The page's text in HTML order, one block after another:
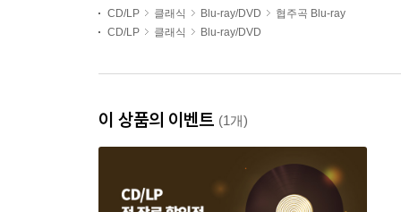
CD/LP 클래식 Blu-ray/DVD
협주곡 Blu-ray
CD/LP
클래식 Blu-ray/DVD
이 상품의 이벤트 (1개)